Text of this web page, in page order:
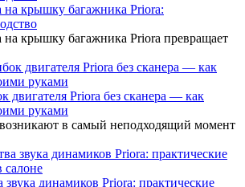
на крышку багажника Priora:
на крышку багажника Priora превращает
двигателя Priora без сканера — как
руками
в самый неподходящий момент
звука динамиков Priora: практические